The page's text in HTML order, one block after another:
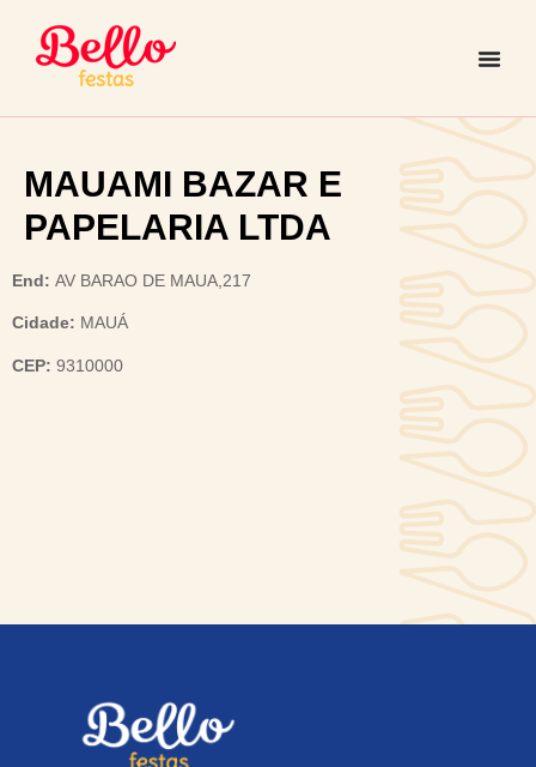
MAUAMI BAZAR E
PAPELARIA LTDA
End: AV BARAO DE MAUA,217
Cidade: MAUÁ
CEP: 9310000